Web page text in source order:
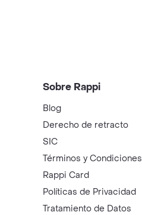
Sobre Rappi
Blog
Derecho de retracto
SIC
Términos y Condiciones
Rappi Card
Políticas de Privacidad
Tratamiento de Datos